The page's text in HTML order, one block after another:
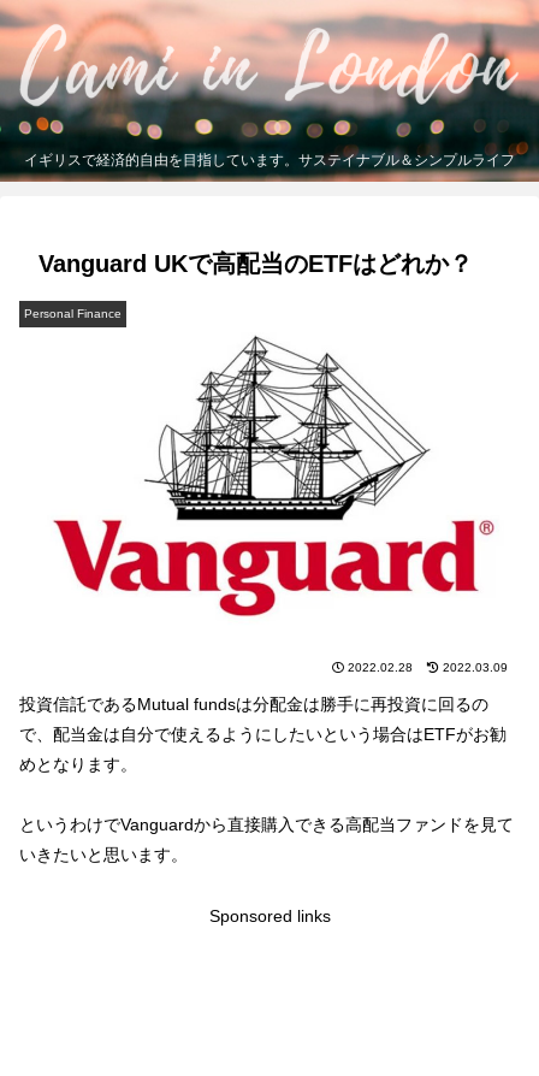
イギリスで経済的自由を目指しています。サステイナブル＆シンプルライフ
Vanguard UKで高配当のETFはどれか？
Personal Finance
2022.02.28 2022.03.09
投資信託であるMutual fundsは分配金は勝手に再投資に回るの
で、配当金は自分で使えるようにしたいという場合はETFがお勧
めとなります。
というわけでVanguardから直接購入できる高配当ファンドを見て
いきたいと思います。
Sponsored links